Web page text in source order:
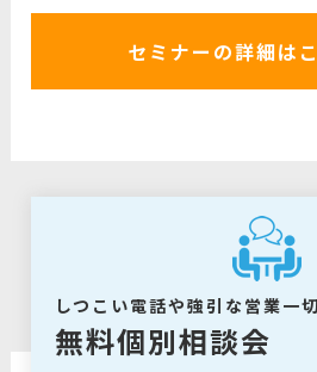
セミナーの詳細は
しつこい電話や強引な営業一
無料個別相談会